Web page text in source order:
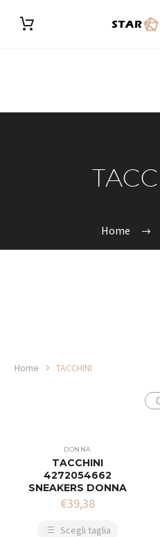
Home
Home TACCHINI
DONNA
TACCHINI
4272054662
SNEAKERS DONNA
€39,38
Scegli taglia